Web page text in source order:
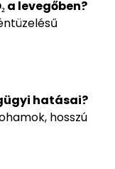
a levegőben?
hatásai?
hosszú